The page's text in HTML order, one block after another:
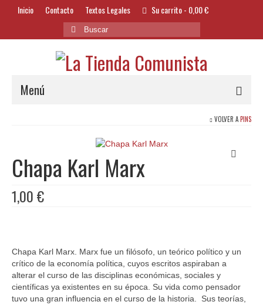
Inicio Contacto Textos Legales Su carrito- 0,00€
Buscar
por:
Menú
Textil y Accesorios
Bordados
Ofertas y lotes descuento
VOLVER APINS
Chapa Karl Marx
1,00€
Chapa Karl Marx. Marx fue un filósofo, un teórico político y un
crítico de la economía política, cuyos escritos aspiraban a
alterar el curso de las disciplinas económicas, sociales y
científicas ya existentes en su época. Su vida como pensador
tuvo una gran influencia en el curso de la historia. Sus teorías,